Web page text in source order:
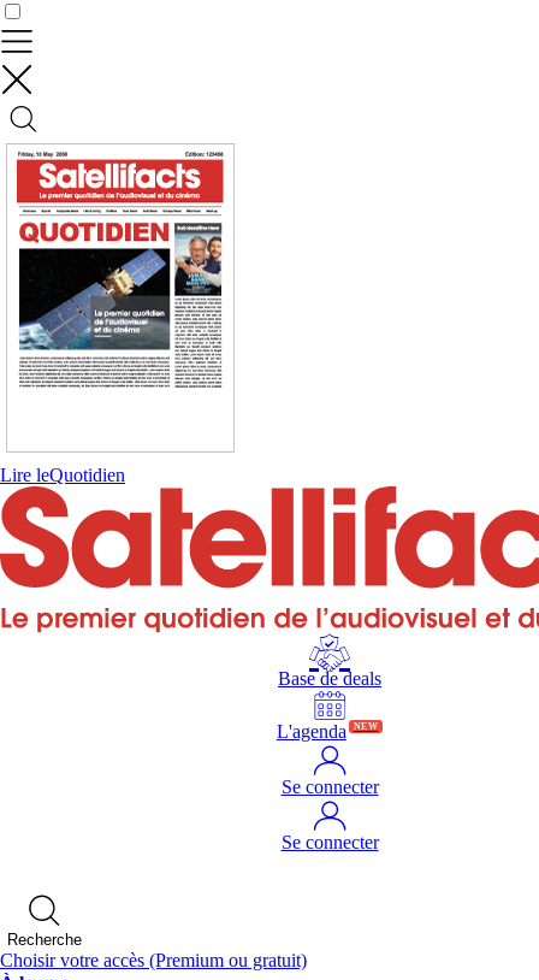
Lire leQuotidien
Base de deals
L'agenda NEW
Se connecter
Se connecter
Recherche
Choisir votre accès (Premium ou gratuit)
Contrôler vos données